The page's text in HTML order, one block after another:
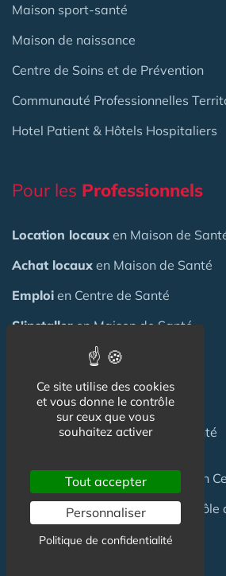
Maison sport-santé
Maison de naissance
Centre de Soins et de Prévention
Communauté Professionnelles
Hotel Patient & Hôtels Hospitaliers
Pour les Professionnels
Location locaux en Maison de
Achat locaux en Maison de Santé
Emploi en Centre de Santé
S'installeren Maison de Santé
une Maison de Santé
Financerune Maison de Santé
dans une Maison de Santé
une Maisonde Santé
ou un
Terrain
pour création Maison / Pôle
Ce site utilise des cookies
et vous donne le contrôle
sur ceux que vous
souhaitez activer
Tout accepter
Personnaliser
Politique de confidentialité